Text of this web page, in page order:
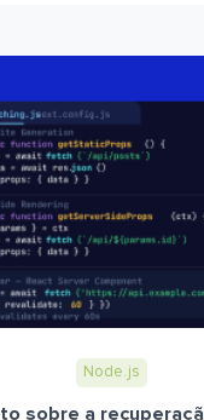
Node.js
sobre a